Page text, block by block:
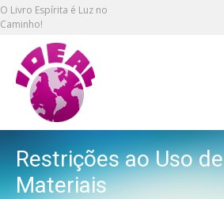
O Livro Espírita é Luz no
Caminho!
Restrições ao Uso de
Materiais